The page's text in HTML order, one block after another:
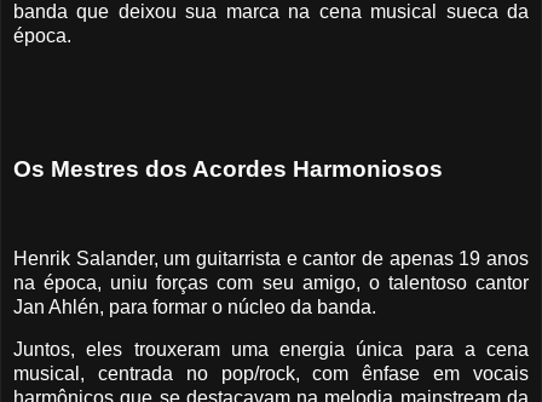
banda que deixou sua marca na cena musical sueca da
época.
Os Mestres dos Acordes Harmoniosos
Henrik Salander, um guitarrista e cantor de apenas 19 anos
na época, uniu forças com seu amigo, o talentoso cantor
Jan Ahlén, para formar o núcleo da banda.
Juntos, eles trouxeram uma energia única para a cena
musical, centrada no pop/rock, com ênfase em vocais